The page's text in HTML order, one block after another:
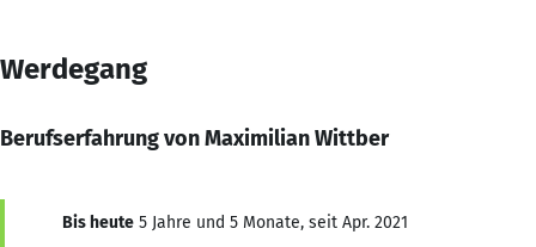
Werdegang
Berufserfahrung von Maximilian Wittber
Bis heute 5 Jahre und 5 Monate, seit Apr. 2021